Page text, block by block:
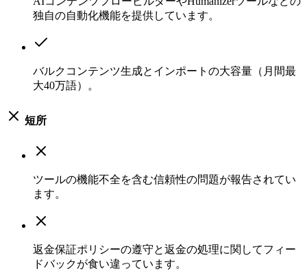
独自の自動化機能を提供しています。
バルクコンテンツ生成とインポートの大容量（月間最
大40万語）。
短所
ツールの機能不全を含む信頼性の問題が報告されてい
ます。
返金保証ポリシーの遵守と返金の処理に関してフィー
ドバックが食い違っています。